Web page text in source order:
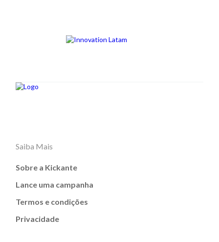
Saiba Mais
Sobre a Kickante
Lance uma campanha
Termos e condições
Privacidade